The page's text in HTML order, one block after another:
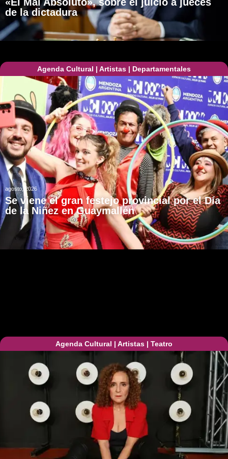
de la dictadura
Agenda Cultural | Artistas | Departamentales
agosto, 2026
Se viene el gran festejo provincial por el Día
de la Niñez en Guaymallén
Agenda Cultural | Artistas | Teatro